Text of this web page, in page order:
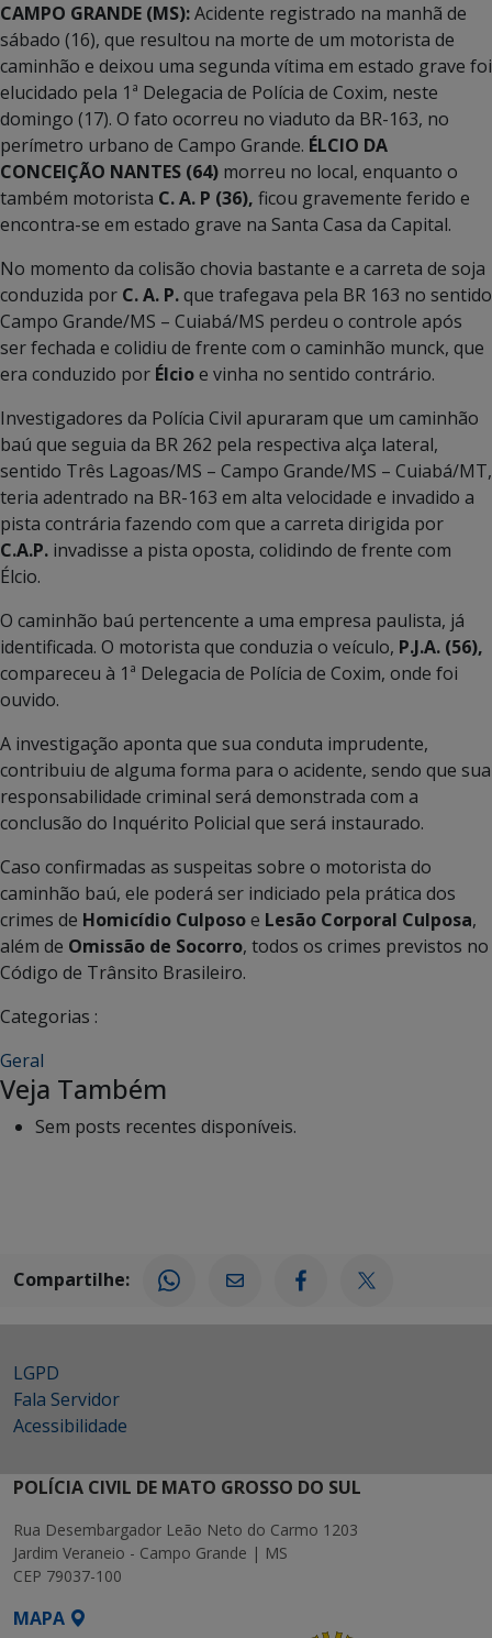
CAMPO GRANDE (MS):Acidente registrado na manhã de
sábado (16), que resultou na morte de um motorista de
caminhão e deixou uma segunda vítima em estado grave foi
elucidado pela 1ª Delegacia de Polícia de Coxim, neste
domingo (17). O fato ocorreu no viaduto da BR-163, no
perímetro urbano de Campo Grande. ÉLCIO DA
CONCEIÇÃO NANTES (64) morreu no local, enquanto o
também motorista C. A. P (36), ficou gravemente ferido e
encontra-se em estado grave na Santa Casa da Capital.
No momento da colisão chovia bastante e a carreta de soja
conduzida por C. A. P.que trafegava pela BR 163 no sentido
Campo Grande/MS – Cuiabá/MS perdeu o controle após
ser fechada e colidiu de frente com o caminhão munck, que
era conduzido por Élcioe vinha no sentido contrário.
Investigadores da Polícia Civil apuraram que um caminhão
baú que seguia da BR 262 pela respectiva alça lateral,
sentido Três Lagoas/MS – Campo Grande/MS – Cuiabá/MT,
teria adentrado na BR-163 em alta velocidade e invadido a
pista contrária fazendo com que a carreta dirigida por
C.A.P. invadisse a pista oposta, colidindo de frente com
Élcio.
O caminhão baú pertencente a uma empresa paulista, já
identificada. O motorista que conduzia o veículo, P.J.A. (56),
compareceu à 1ª Delegacia de Polícia de Coxim, onde foi
ouvido.
A investigação aponta que sua conduta imprudente,
contribuiu de alguma forma para o acidente, sendo que sua
responsabilidade criminal será demonstrada com a
conclusão do Inquérito Policial que será instaurado.
Caso confirmadas as suspeitas sobre o motorista do
caminhão baú, ele poderá ser indiciado pela prática dos
crimes de Homicídio Culposoe Lesão Corporal Culposa,
além de Omissão de Socorro, todos os crimes previstos no
Código de Trânsito Brasileiro.
Categorias :
Geral
Veja Também
Sem posts recentes disponíveis.
Compartilhe:
LGPD
Fala Servidor
Acessibilidade
POLÍCIA CIVIL DE MATO GROSSO DO SUL
Rua Desembargador Leão Neto do Carmo 1203
Jardim Veraneio - Campo Grande | MS
CEP 79037-100
MAPA